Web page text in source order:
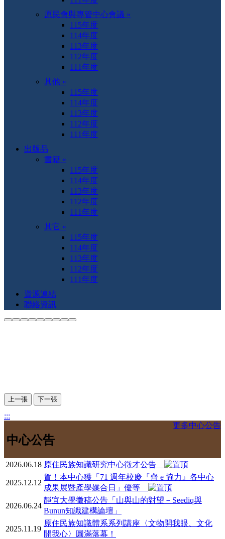
原民會與專管中心會議 »
115年度
114年度
113年度
112年度
111年度
其他 »
115年度
114年度
113年度
112年度
111年度
出版品
書籍 »
115年度
114年度
113年度
112年度
111年度
其它 »
115年度
114年度
113年度
112年度
111年度
資源連結
聯絡資訊
上一張 下一張
:::
中心公告
更多中心公告
2026.06.18 原住民族知識研究中心徵才公告
2025.12.12
賀！本中心獲「71 週年校慶『齊 e 協力』各中心
成果展暨產學媒合日」優等
2026.06.24
靜宜大學徵稿公告「山與山的對望－Seediq與
Bunun知識建構論壇」
2025.11.19
原住民族知識體系系列講座〈文物開我眼、文化
開我心〉圓滿落幕！